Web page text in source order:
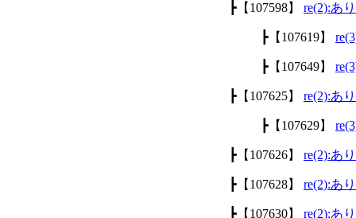
┣【107598】 re(2):あ
┣【107619】
┣【107649】
┣【107625】 re(2):あ
┣【107629】
┣【107626】 re(2):あ
┣【107628】 re(2):あ
┣【107630】 re(2):あ